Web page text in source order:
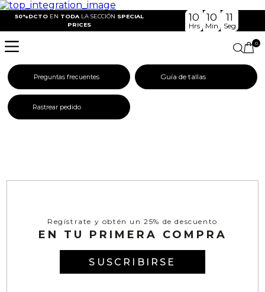
50%DCTO EN TODA LA SECCIÓN SPECIAL
PRICES
10
Hrs
10
Min
11
Seg
0
Preguntas frecuentes Guía de tallas
Rastrear pedido
Regístrate y obtén un 25% de descuento
EN TU PRIMERA COMPRA
SUSCRIBIRSE